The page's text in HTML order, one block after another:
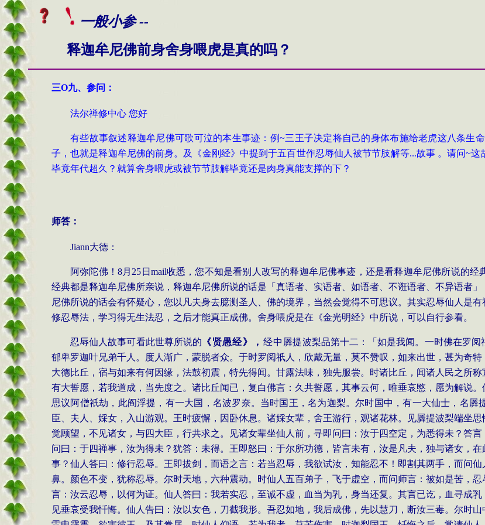
一般小参 --
释迦牟尼佛前身舍身喂虎是真的吗？
三O九、 参问 ：
法尔禅修中心 您好
有些故事叙述释迦牟尼佛可歌可泣的本生事迹：例~三王子决定将自己的身体布施给老虎这八条生
子，也就是释迦牟尼佛的前身。及
《金刚经》 中提到于五百世作忍辱仙人被节节肢解等...故事 。请问~
毕竟年代超久？就算舍身喂虎或被节节肢解毕竟还是肉身真能支撑的下？
师答：
Jiann大德：
阿弥陀佛！8月25日mail收悉，您不知是看别人改写的释迦牟尼佛事迹，还是看释迦牟尼佛所说的
经典都是释迦牟尼佛所亲说，释迦牟尼佛所说的话是「真语者、实语者、如语者、不诳语者、不异语者
尼佛所说的话会有怀疑心，您以凡夫身去臆测圣人、佛的境界，当然会觉得不可思议。其实忍辱仙人是
修忍辱法，学习得无生法忍，之后才能真正成佛。舍身喂虎是在《金光明经》中所说，可以自行参看。
忍辱仙人故事可看此世尊所说的 《贤愚经》， 经中 羼提波梨品第十二：「如是我闻。一时佛在罗
郁卑罗迦叶兄弟千人。度人渐广，蒙脱者众。于时罗阅祇人，欣戴无量，莫不赞叹，如来出世，甚为奇
大德比丘，宿与如来有何因缘，法鼓初震，特先得闻。甘露法味，独先服尝。时诸比丘，闻诸人民之所
有大誓愿，若我道成，当先度之。诸比丘闻已，复白佛言：久共誓愿，其事云何，唯垂哀愍，愿为解说
思议阿僧祇劫，此阎浮提，有一大国，名波罗奈。当时国王，名为迦梨。尔时国中，有一大仙士，名
臣、夫人、婇女，入山游观。王时疲懈，因卧休息。诸婇女辈，舍王游行，观诸花林。见羼提波梨端坐
觉顾望，不见诸女，与四大臣，行共求之。见诸女辈坐仙人前，寻即问曰：汝于四空定，为悉得未？答
问曰：于四禅事，汝为得未？犹答：未得。王即怒曰：于尔所功德，皆言未有，汝是凡夫，独与诸女，
事？仙人答曰：修行忍辱。王即拔剑，而语之言：若当忍辱，我欲试汝，知能忍不！即割其两手，而问
鼻。颜色不变，犹称忍辱。尔时天地，六种震动。时仙人五百弟子，飞于虚空，而问师言：被如是苦，
言：汝云忍辱，以何为证。仙人答曰：我若实忍，至诚不虚，血当为乳，身当还复。其言已讫，血寻成
见垂哀受我忏悔。仙人告曰：汝以女色，刀截我形。吾忍如地，我后成佛，先以慧刀，断汝三毒。尔时